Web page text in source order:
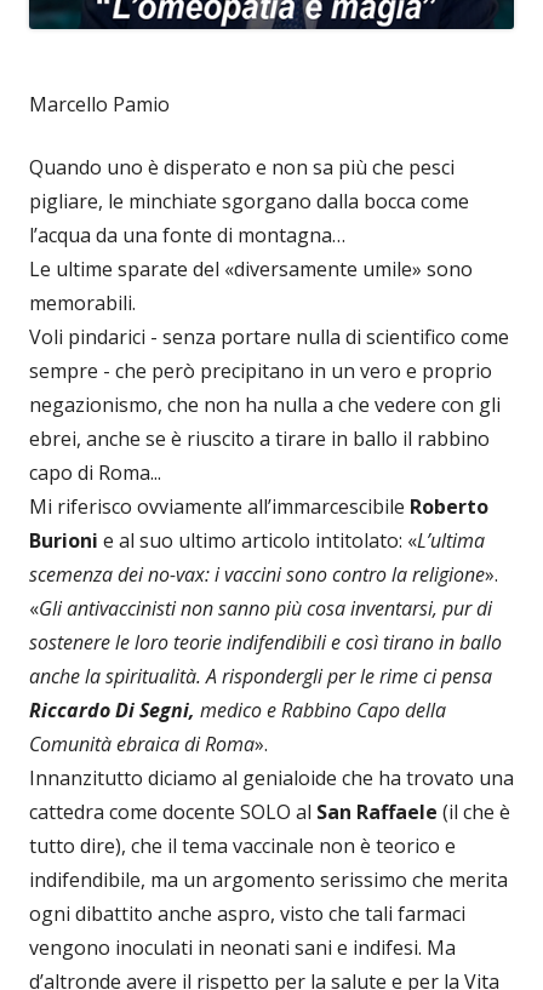
Marcello Pamio
Quando uno è disperato e non sa più che pesci
pigliare, le minchiate sgorgano dalla bocca come
l’acqua da una fonte di montagna…
Le ultime sparate del «diversamente umile» sono
memorabili.
Voli pindarici - senza portare nulla di scientifico come
sempre - che però precipitano in un vero e proprio
negazionismo, che non ha nulla a che vedere con gli
ebrei, anche se è riuscito a tirare in ballo il rabbino
capo di Roma...
Mi riferisco ovviamente all’immarcescibile Roberto
Burioni e al suo ultimo articolo intitolato: «L’ultima
scemenza dei no-vax: i vaccini sono contro la religione».
«Gli antivaccinisti non sanno più cosa inventarsi, pur di
sostenere le loro teorie indifendibili e così tirano in ballo
anche la spiritualità. A rispondergli per le rime ci pensa
Riccardo Di Segni, medico e Rabbino Capo della
Comunità ebraica di Roma».
Innanzitutto diciamo al genialoide che ha trovato una
cattedra come docente SOLO al San Raffaele (il che è
tutto dire), che il tema vaccinale non è teorico e
indifendibile, ma un argomento serissimo che merita
ogni dibattito anche aspro, visto che tali farmaci
vengono inoculati in neonati sani e indifesi. Ma
d’altronde avere il rispetto per la salute e per la Vita